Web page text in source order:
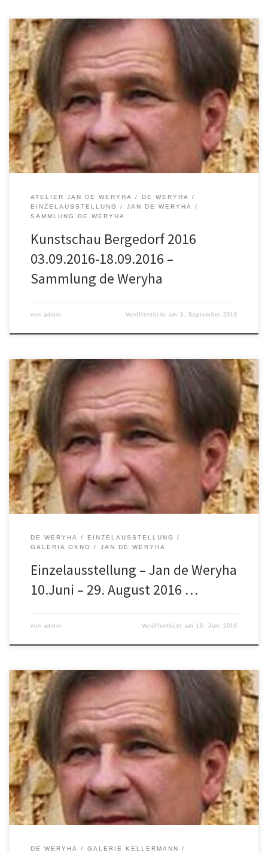
Die Sammlung de Weryha präsentiert sich im Rahmen der
diesjährigen Kunstschau Bergedorf, die 2011 von einer
Künstlergruppe aus Bergedorf ins Leben gerufen wurde. An
verschiedenen Ausstellungsorten haben Künstler aus der Region
vom 03.09.-18.09.2016 wieder die Möglichkeit ihre Kunst zu
präsentieren: Bergedorfer Schloß, Künstlerhaus Bergedorf,
Sammlung de Weryha, Atelier des Künstlerhauses […]
ATELIER JAN DE WERYHA
DE WERYHA
EINZELAUSSTELLUNG
JAN DE WERYHA
SAMMLUNG DE WERYHA
Kunstschau Bergedorf 2016
03.09.2016-18.09.2016 –
Sammlung de Weryha
von admin Veröffentlicht am3. September 2016
Juni – 29. August 2016
Einzelausstellung
Galeria
Okno, Slubice Naturalność-pierwotność-nieobliczalność /
Natürlichkeit–Ursprünglichkeit–Unberechenbarkeit
http://www.slubice.tv/wiadomosci/5615,wernisaz-wystawy-jana-
de-weryha
DE WERYHA
EINZELAUSSTELLUNG
GALERIA OKNO
JAN DE WERYHA
Einzelausstellung – Jan de Weryha
10.Juni – 29. August 2016 …
von admin Veröffentlicht am 10. Juni 2016
(Piene, Uecker, Mack, Luther, Zangs, Dietrich, de Weryha,
Lamberty) 5. Juni 2016 – 19. August 2016 Juni – 19. August 2016
Gruppen
ausstellung (Piene, Uecker, Mack, Luther, Zangs, Dietrich, de
Weryha,
Lamberty)
Galerie Kellermann, Düsseldorf ZERO 2.0 50 Jahre
nach der offiziellen Auflösung der ZERO-Gruppe zeigen wir Werke
von Piene, Uecker, […]
DE WERYHA
GALERIE KELLERMANN